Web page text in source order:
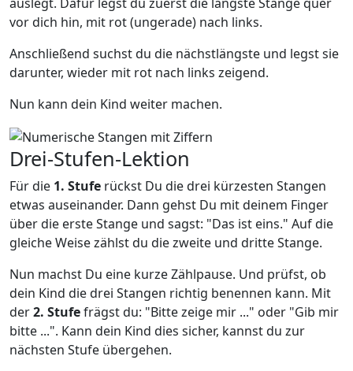
vor dich hin, mit rot (ungerade) nach links.
Anschließend suchst du die nächstlängste und legst sie
darunter, wieder mit rot nach links zeigend.
Nun kann dein Kind weiter machen.
Drei-Stufen-Lektion
Für die 1. Stufe rückst Du die drei kürzesten Stangen
etwas auseinander. Dann gehst Du mit deinem Finger
über die erste Stange und sagst: "Das ist eins." Auf die
gleiche Weise zählst du die zweite und dritte Stange.
Nun machst Du eine kurze Zählpause. Und prüfst, ob
dein Kind die drei Stangen richtig benennen kann. Mit
der2. Stufefrägst du: "Bitte zeige mir ..." oder "Gib mir
bitte ...". Kann dein Kind dies sicher, kannst du zur
nächsten Stufe übergehen.